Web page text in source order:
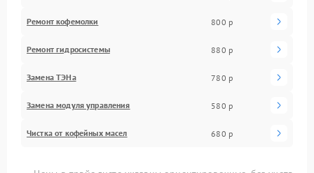
Ремонт кофемолки 800 р
Ремонт гидросистемы 880 р
Замена ТЭНа 780 р
Замена модуля управления 580 р
Чистка от кофейных масел 680 р